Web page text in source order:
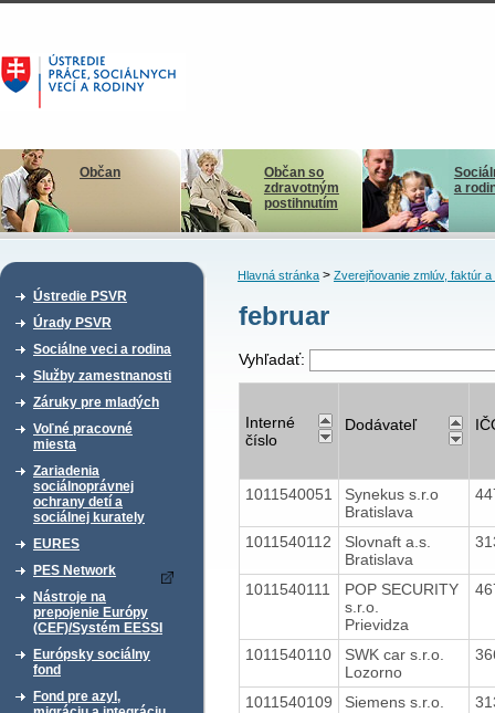
Občan
Občan so
zdravotným
postihnutím
a
Ústredie PSVR
Úrady PSVR
Sociálne veci a rodina
Služby zamestnanosti
Záruky pre mladých
Voľné pracovné
miesta
Zariadenia
sociálnoprávnej
ochrany detí a
sociálnej kurately
EURES
PES Network
Nástroje na
prepojenie Európy
(CEF)/Systém EESSI
Európsky sociálny
fond
Fond pre azyl,
Hlavná stránka> Zverejňovanie zmlúv, faktúr a
februar
Vyhľadať:
Interné
číslo
Dodávateľ
1011540051
Synekus s.r.o
Bratislava
1011540112
Slovnaft a.s.
Bratislava
1011540111
POP SECURITY
s.r.o.
Prievidza
1011540110
SWK car s.r.o.
Lozorno
1011540109
Siemens s.r.o.